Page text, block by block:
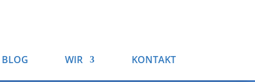
BLOG WIR KONTAKT